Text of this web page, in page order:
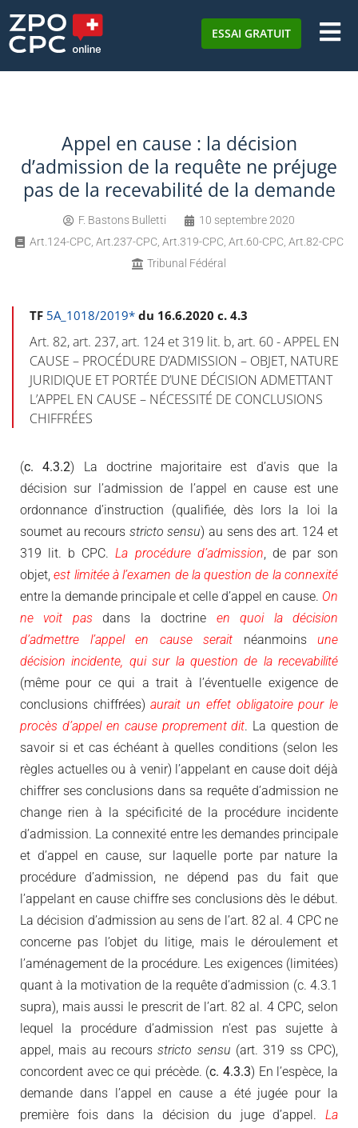
ESSAI GRATUIT
Appel en cause : la décision
d’admission de la requête ne préjuge
pas de la recevabilité de la demande
F. Bastons Bulletti
10 septembre 2020
Art.124-CPC Art.237-CPC Art.319-CPC Art.60-CPC Art.82-CPC
Tribunal Fédéral
TF 5A_1018/2019* du 16.6.2020 c. 4.3
Art. 82, art. 237, art. 124 et 319 lit. b, art. 60 - APPEL EN
CAUSE – PROCÉDURE D’ADMISSION – OBJET, NATURE
JURIDIQUE ET PORTÉE D’UNE DÉCISION ADMETTANT
L’APPEL EN CAUSE – NÉCESSITÉ DE CONCLUSIONS
CHIFFRÉES
(c. 4.3.2) La doctrine majoritaire est d’avis que la
décision sur l’admission de l’appel en cause est une
ordonnance d’instruction (qualifiée, dès lors la loi la
soumet au recours stricto sensu) au sens des art. 124 et
319 lit. b CPC.La procédure d’admission, de par son
objet,est limitée à l’examen de la question de la connexité
entre la demande principale et celle d’appel en cause. On
ne voit pas dans la doctrine en quoi la décision
d’admettre l’appel en cause serait néanmoins une
décision incidente, qui sur la question de la recevabilité
(même pour ce qui a trait à l’éventuelle exigence de
conclusions chiffrées)aurait un effet obligatoire pour le
procès d’appel en cause proprement dit. La question de
savoir si et cas échéant à quelles conditions (selon les
règles actuelles ou à venir) l’appelant en cause doit déjà
chiffrer ses conclusions dans sa requête d’admission ne
change rien à la spécificité de la procédure incidente
d’admission. La connexité entre les demandes principale
et d’appel en cause, sur laquelle porte par nature la
procédure d’admission, ne dépend pas du fait que
l’appelant en cause chiffre ses conclusions dès le début.
La décision d’admission au sens de l’art. 82 al. 4 CPC ne
concerne pas l’objet du litige, mais le déroulement et
l’aménagement de la procédure. Les exigences (limitées)
quant à la motivation de la requête d’admission (c. 4.3.1
supra), mais aussi le prescrit de l’art. 82 al. 4 CPC, selon
lequel la procédure d’admission n’est pas sujette à
appel, mais au recoursstricto sensu (art. 319 ss CPC),
concordent avec ce qui précède. (c. 4.3.3) En l’espèce, la
demande dans l’appel en cause a été jugée pour la
première fois dans la décision du juge d’appel. La